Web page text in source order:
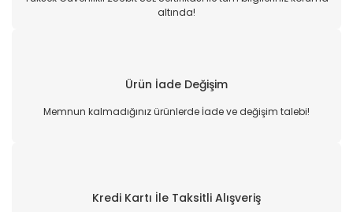
altında!
Ürün İade Değişim
Memnun kalmadığınız ürünlerde İade ve değişim talebi!
Kredi Kartı İle Taksitli Alışveriş